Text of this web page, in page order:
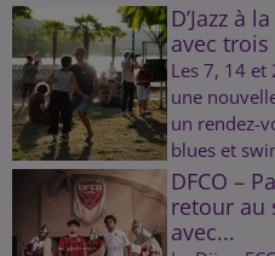
D’Jazz à
avec
Les 7, 14 et
une
un rendez-
blues et
DFCO –
retour au
avec...